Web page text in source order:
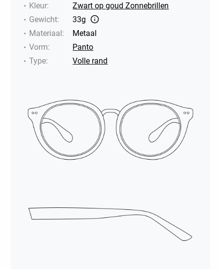
Kleur:
Zwart op goud Zonnebrillen
Gewicht:
33g
Materiaal:
Metaal
Vorm:
Panto
Type: Volle rand